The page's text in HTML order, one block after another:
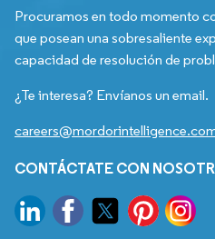
Procuramos en todo momento
que posean una sobresaliente
capacidad de resolución de
¿Te interesa? Envíanos un email.
CONTÁCTATE CON